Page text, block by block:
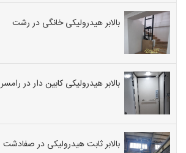
بالابر هیدرولیکی خانگی در رشت
بالابر هیدرولیکی کابین دار در رامسر
بالابر ثابت هیدرولیکی در صفادشت